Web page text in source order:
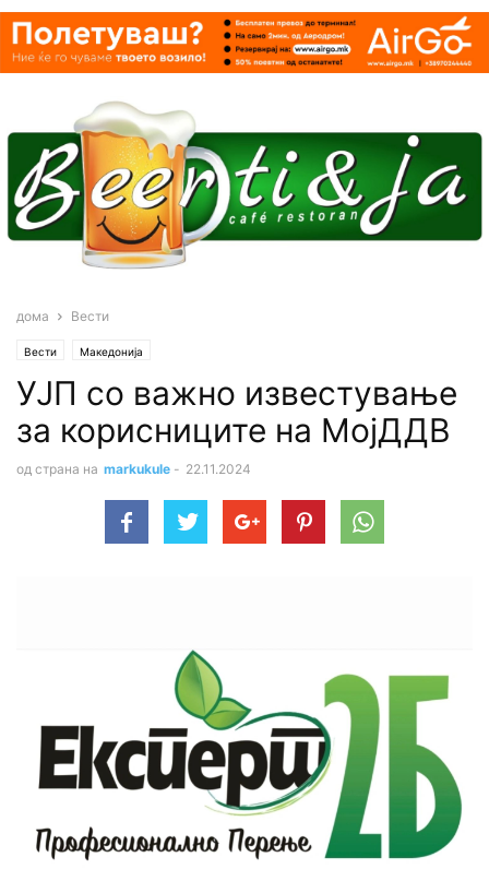
дома Вести
Вести Македонија
УЈП со важно известување
за корисниците на МојДДВ
од страна на markukule - 22.11.2024